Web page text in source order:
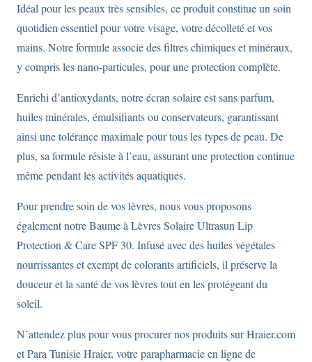
Idéal pour les peaux très sensibles, ce produit constitue un soin
quotidien essentiel pour votre visage, votre décolleté et vos
mains. Notre formule associe des filtres chimiques et minéraux,
y compris les nano-particules, pour une protection complète.
Enrichi d’antioxydants, notre écran solaire est sans parfum,
huiles minérales, émulsifiants ou conservateurs, garantissant
ainsi une tolérance maximale pour tous les types de peau. De
plus, sa formule résiste à l’eau, assurant une protection continue
même pendant les activités aquatiques.
Pour prendre soin de vos lèvres, nous vous proposons
également notre Baume à Lèvres Solaire Ultrasun Lip
Protection & Care SPF 30. Infusé avec des huiles végétales
nourrissantes et exempt de colorants artificiels, il préserve la
douceur et la santé de vos lèvres tout en les protégeant du
soleil.
N’attendez plus pour vous procurer nos produits sur Hraier.com
et Para Tunisie Hraier, votre parapharmacie en ligne de